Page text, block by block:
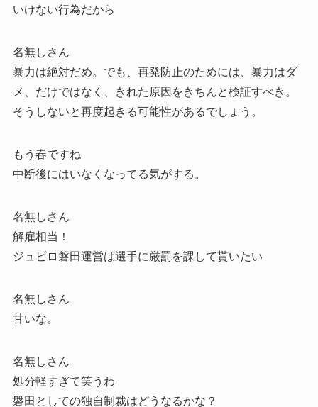
いけない行為だから
名無しさん
暴力は絶対だめ。でも、再発防止のためには、暴力はダ
メ、だけではなく、きれた原因をきちんと検証すべき。
そうしないと再度起きる可能性があるでしょう。
もう春ですね
中断後にはいなくなってる気がする。
名無しさん
解雇相当！
ジュビロ磐田運営は選手に厳罰を課して貰いたい
名無しさん
甘いな。
名無しさん
処分軽すぎて笑うわ
磐田としての独自制裁はどうなるかな？